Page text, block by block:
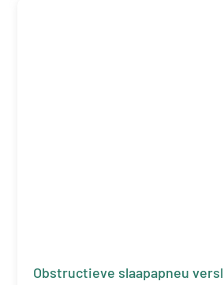
Obstructieve slaapapneu